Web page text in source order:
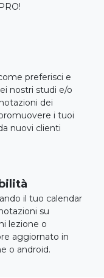
preferisci e
nostri studi e/o
dei
i tuoi
nuovi clienti
il tuo calendar
su
lezione o
aggiornato in
o android.